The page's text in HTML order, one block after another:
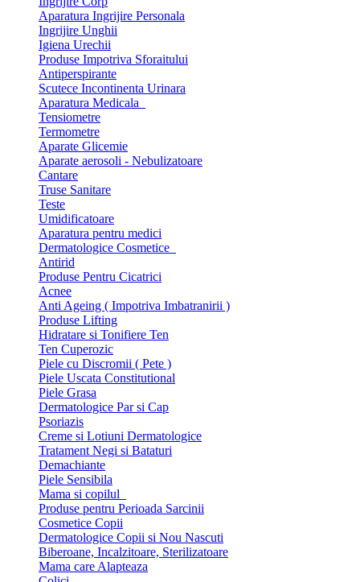
Aparatura Ingrijire Personala
Ingrijire Unghii
Igiena Urechii
Produse Impotriva Sforaitului
Antiperspirante
Scutece Incontinenta Urinara
Aparatura Medicala
Tensiometre
Termometre
Aparate Glicemie
Aparate aerosoli - Nebulizatoare
Cantare
Truse Sanitare
Teste
Umidificatoare
Aparatura pentru medici
Dermatologice Cosmetice
Antirid
Produse Pentru Cicatrici
Acnee
Anti Ageing ( Impotriva Imbatranirii )
Produse Lifting
Hidratare si Tonifiere Ten
Ten Cuperozic
Piele cu Discromii ( Pete )
Piele Uscata Constitutional
Piele Grasa
Dermatologice Par si Cap
Psoriazis
Creme si Lotiuni Dermatologice
Tratament Negi si Bataturi
Demachiante
Piele Sensibila
Mama si copilul
Produse pentru Perioada Sarcinii
Cosmetice Copii
Dermatologice Copii si Nou Nascuti
Biberoane, Incalzitoare, Sterilizatoare
Mama care Alapteaza